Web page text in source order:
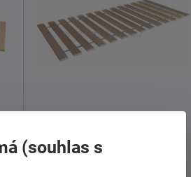
200x90cm
(souhlas s